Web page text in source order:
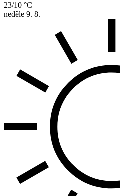
23/10 °C
neděle 9. 8.